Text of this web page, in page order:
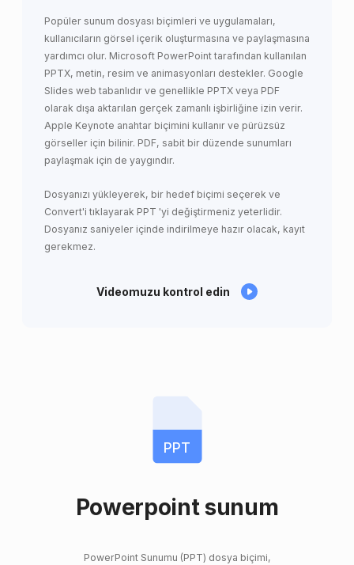
Popüler sunum dosyası biçimleri ve uygulamaları,
kullanıcıların görsel içerik oluşturmasına ve paylaşmasına
yardımcı olur. Microsoft PowerPoint tarafından kullanılan
PPTX, metin, resim ve animasyonları destekler. Google
Slides web tabanlıdır ve genellikle PPTX veya PDF
olarak dışa aktarılan gerçek zamanlı işbirliğine izin verir.
Apple Keynote anahtar biçimini kullanır ve pürüzsüz
görseller için bilinir. PDF, sabit bir düzende sunumları
paylaşmak için de yaygındır.
Dosyanızı yükleyerek, bir hedef biçimi seçerek ve
Convert'i tıklayarak PPT 'yi değiştirmeniz yeterlidir.
Dosyanız saniyeler içinde indirilmeye hazır olacak, kayıt
gerekmez.
Videomuzu kontrol edin
PPT
Powerpoint sunum
PowerPoint Sunumu (PPT) dosya biçimi,